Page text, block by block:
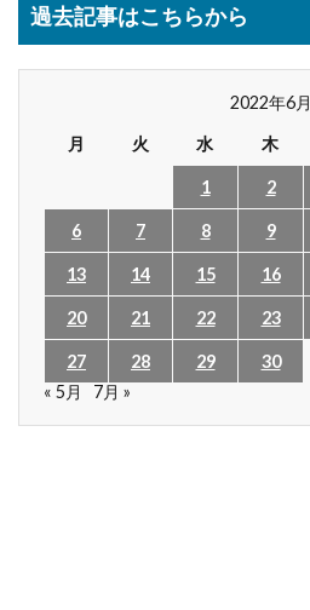
過去記事はこちらから
2022年6月
月
火 水 木
1 2
6 7 8 9
13 14 15 16
20 21 22 23
27 28 29
30
« 5月
7月 »